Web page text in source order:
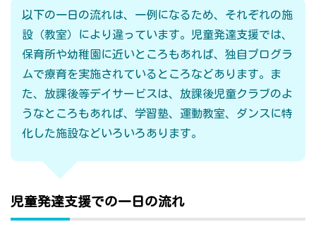
以下の一日の流れは、一例になるため、それぞれの施
設（教室）により違っています。児童発達支援では、
保育所や幼稚園に近いところもあれば、独自プログラ
ムで療育を実施されているところなどあります。ま
た、放課後等デイサービスは、放課後児童クラブのよ
うなところもあれば、学習塾、運動教室、ダンスに特
化した施設などいろいろあります。
児童発達支援での一日の流れ